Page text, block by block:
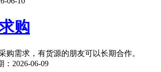
购
需求，有货源的朋友可以长期合作。
： 2026-06-09